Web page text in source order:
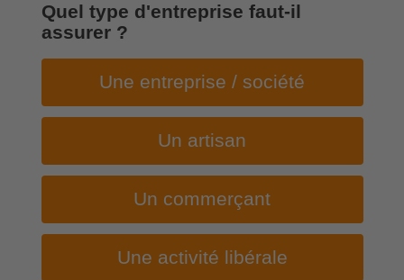
Quel type d'entreprise faut-il
assurer ?
Une entreprise / société
Un artisan
Un commerçant
Une activité libérale